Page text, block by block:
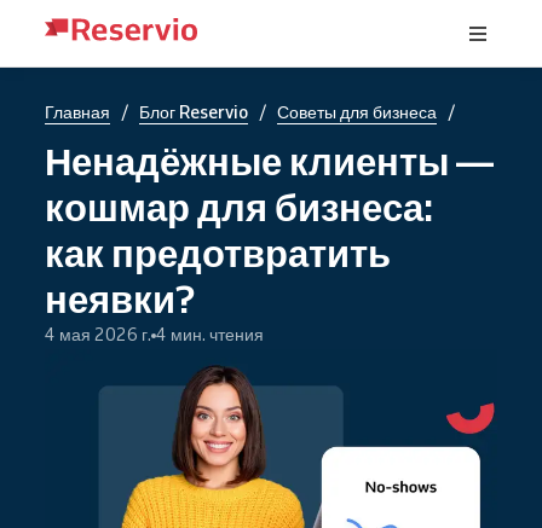
Главная / Блог Reservio / Советы для бизнеса /
Ненадёжные клиенты —
кошмар для бизнеса:
как предотвратить
неявки?
4 мая 2026 г. 4 мин. чтения